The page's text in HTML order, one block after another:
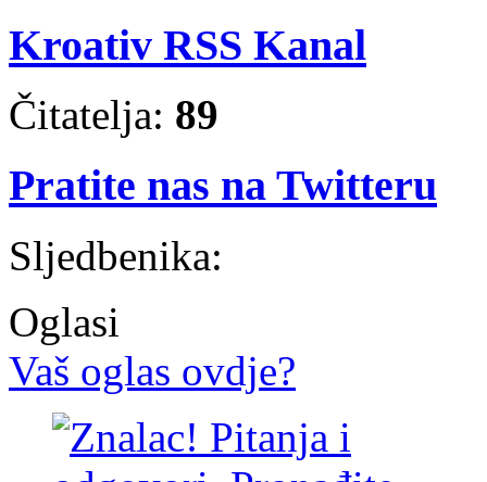
Kroativ RSS Kanal
Čitatelja: 89
Pratite nas na Twitteru
Sljedbenika:
Oglasi
Vaš oglas ovdje?